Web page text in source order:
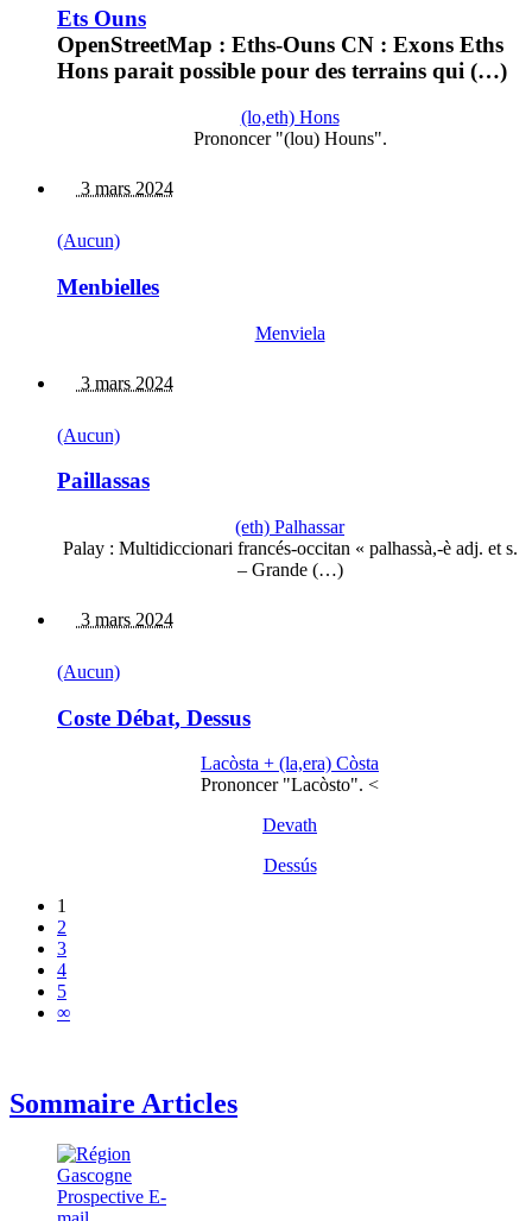
Ets Ouns
OpenStreetMap : Eths-Ouns CN : Exons Eths
Hons parait possible pour des terrains qui (…)
(lo,eth) Hons
Prononcer "(lou) Houns".
3 mars 2024
(Aucun)
Menbielles
Menviela
3 mars 2024
(Aucun)
Paillassas
(eth) Palhassar
Palay : Multidiccionari francés-occitan « palhassà,-è adj. et s.
– Grande (…)
3 mars 2024
(Aucun)
Coste Débat, Dessus
Lacòsta + (la,era) Còsta
Prononcer "Lacòsto". <
Devath
Dessús
1
2
3
4
5
∞
Sommaire Articles